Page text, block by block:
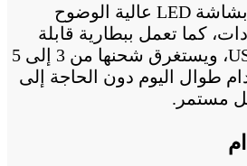
تأتي المضخة مزودة بشاشة LED عالية الوضوح
كما تعمل ببطارية قابلة
لإعادة الشحن عبر USB، ويستغرق شحنها من 3 إلى 5
طوال اليوم دون الحاجة إلى
مستمر.